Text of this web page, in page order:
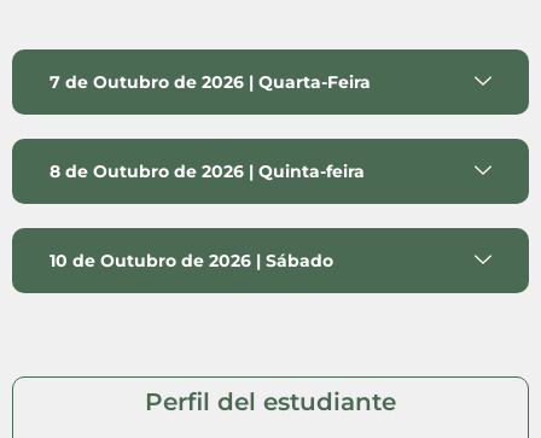
7 de Outubro de 2026 | Quarta-Feira
8 de Outubro de 2026 | Quinta-feira
10 de Outubro de 2026 | Sábado
Perfil del estudiante